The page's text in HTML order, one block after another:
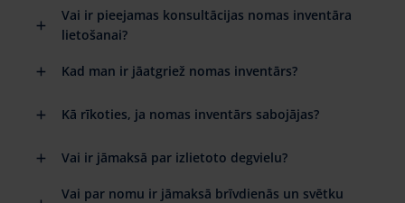
Vai ir pieejamas konsultācijas nomas inventāra
lietošanai?
Kad man ir jāatgriež nomas inventārs?
Kā rīkoties, ja nomas inventārs sabojājas?
Vai ir jāmaksā par izlietoto degvielu?
Vai par nomu ir jāmaksā brīvdienās un svētku